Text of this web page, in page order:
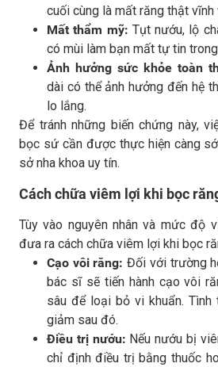
cuối cùng là mất răng thật vĩnh
Mất thẩm mỹ: Tụt nướu, lộ
có mùi làm bạn mất tự tin
Ảnh hưởng sức khỏe toàn
dài có thể ảnh hưởng đến hệ
lo lắng.
Để tránh những biến chứng này,
bọc sứ cần được thực hiện càng
sở nha khoa uy tín.
Cách chữa viêm lợi khi bọc
Tùy vào nguyên nhân và mức độ
đưa ra cách chữa viêm lợi khi bọc
Cạo vôi răng:Đối với trường
bác sĩ sẽ tiến hành cạo vôi
sâu để loại bỏ vi khuẩn. Tình
giảm sau đó.
Điều trị nướu: Nếu nướu bị
chỉ định điều trị bằng thuốc